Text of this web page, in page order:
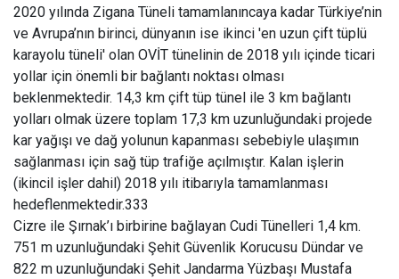
2020 yılında Zigana Tüneli tamamlanıncaya kadar Türkiye’nin
ve Avrupa’nın birinci, dünyanın ise ikinci 'en uzun çift tüplü
karayolu tüneli' olan OVİT tünelinin de 2018 yılı içinde ticari
yollar için önemli bir bağlantı noktası olması
beklenmektedir. 14,3 km çift tüp tünel ile 3 km bağlantı
yolları olmak üzere toplam 17,3 km uzunluğundaki projede
kar yağışı ve dağ yolunun kapanması sebebiyle ulaşımın
sağlanması için sağ tüp trafiğe açılmıştır. Kalan işlerin
(ikincil işler dahil) 2018 yılı itibarıyla tamamlanması
hedeflenmektedir.333
Cizre ile Şırnak’ı birbirine bağlayan Cudi Tünelleri 1,4 km.
751 m uzunluğundaki Şehit Güvenlik Korucusu Dündar ve
822 m uzunluğundaki Şehit Jandarma Yüzbaşı Mustafa